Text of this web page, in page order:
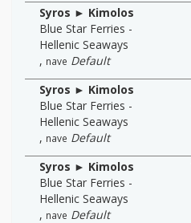
Syros ► Kimolos
Blue Star Ferries -
Hellenic Seaways
, nave Default
Syros ► Kimolos
Blue Star Ferries -
Hellenic Seaways
, nave Default
Syros ► Kimolos
Blue Star Ferries -
Hellenic Seaways
, nave Default